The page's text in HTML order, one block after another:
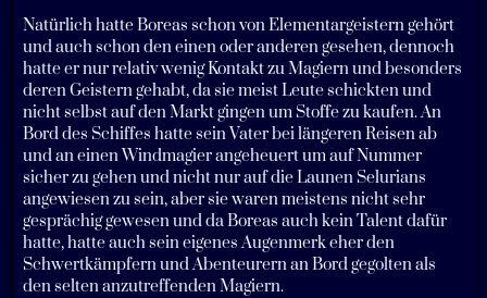
Natürlich hatte Boreas schon von Elementargeistern gehört
und auch schon den einen oder anderen gesehen, dennoch
hatte er nur relativ wenig Kontakt zu Magiern und besonders
deren Geistern gehabt, da sie meist Leute schickten und
nicht selbst auf den Markt gingen um Stoffe zu kaufen. An
Bord des Schiffes hatte sein Vater bei längeren Reisen ab
und an einen Windmagier angeheuert um auf Nummer
sicher zu gehen und nicht nur auf die Launen Selurians
angewiesen zu sein, aber sie waren meistens nicht sehr
gesprächig gewesen und da Boreas auch kein Talent dafür
hatte, hatte auch sein eigenes Augenmerk eher den
Schwertkämpfern und Abenteurern an Bord gegolten als
den selten anzutreffenden Magiern.